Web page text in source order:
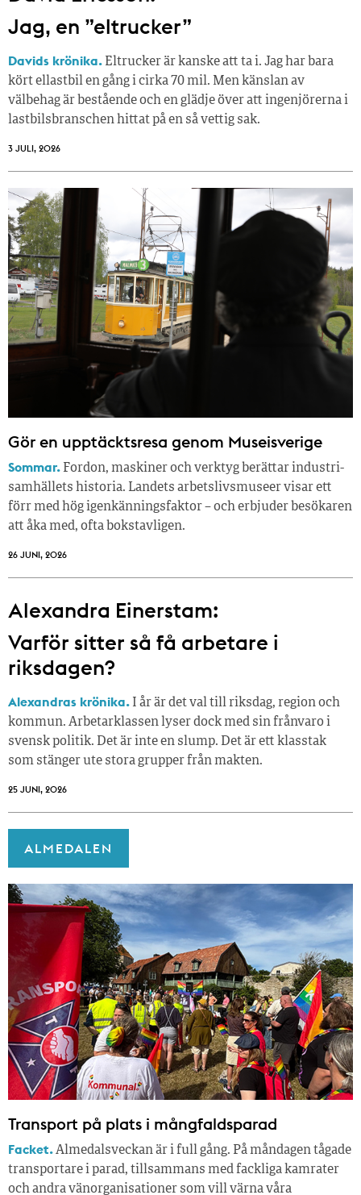
Jag, en ”eltrucker”
Davids krönika. Eltrucker är kanske att ta i. Jag har bara
kört ellastbil en gång i cirka 70 mil. Men känslan av
välbehag är bestående och en glädje över att ingenjörerna i
lastbilsbranschen hittat på en så vettig sak.
3 JULI, 2026
Gör en upptäcktsresa genom Museisverige
Sommar. Fordon, maskiner och verktyg berättar industri­
samhällets historia. Landets arbetslivsmuseer visar ett
förr med hög igenkänningsfaktor – och erbjuder besökaren
att åka med, ofta bokstavligen.
26 JUNI, 2026
Alexandra Einerstam:
Varför sitter så få ­arbetare i
riksdagen?
Alexandras krönika. I år är det val till riksdag, region och
kommun. Arbetarklassen lyser dock med sin frånvaro i
svensk politik. Det är inte en slump. Det är ett klasstak
som stänger ute stora grupper från makt­en.
25 JUNI, 2026
ALMEDALEN
Transport på plats i mångfaldsparad
Facket.Almedalsveckan är i full gång. På måndagen tågade
transportare i parad, tillsammans med fackliga kamrater
och andra vänorganisationer som vill värna våra